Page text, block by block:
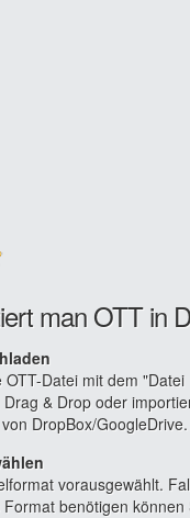
man OTT in
OTT-Datei mit dem "Datei
& Drop oder
DropBox/GoogleDrive.
vorausgewählt.
benötigen können